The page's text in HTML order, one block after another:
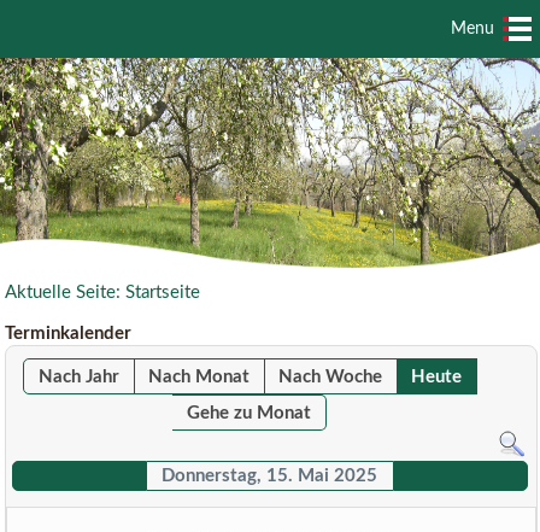
Menu
Aktuelle Seite:Startseite
Terminkalender
Nach Jahr Nach Monat Nach Woche
Heute
Gehe zu Monat
Donnerstag, 15. Mai 2025